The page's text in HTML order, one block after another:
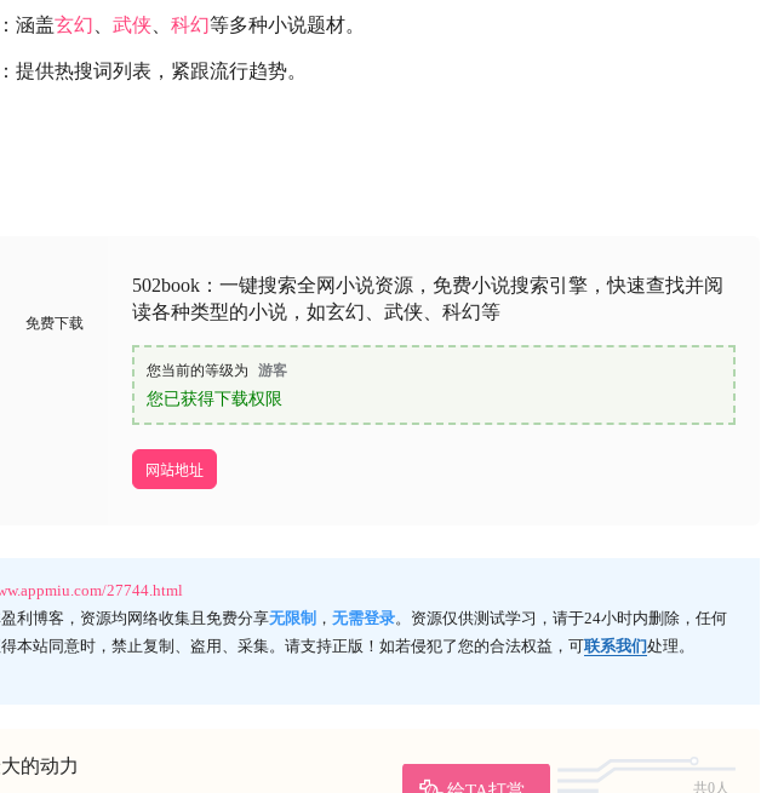
：涵盖玄幻 武侠 科幻等多种小说题材。
：提供热搜词列表，紧跟流行趋势。
免费下载
502book：一键搜索全网小说资源，免费小说搜索引擎，快速查找并阅
读各种类型的小说，如玄幻、武侠、科幻等
您当前的等级为 游客
您已获得下载权限
网站地址
27744.html
利博客，资源均网络收集且免费分享无限制 ， 无需登录。资源仅供测试学习，请于24小时内删除，任何
本站同意时，禁止复制、盗用、采集。请支持正版！如若侵犯了您的合法权益，可联系我们处理。
的动力
共0人